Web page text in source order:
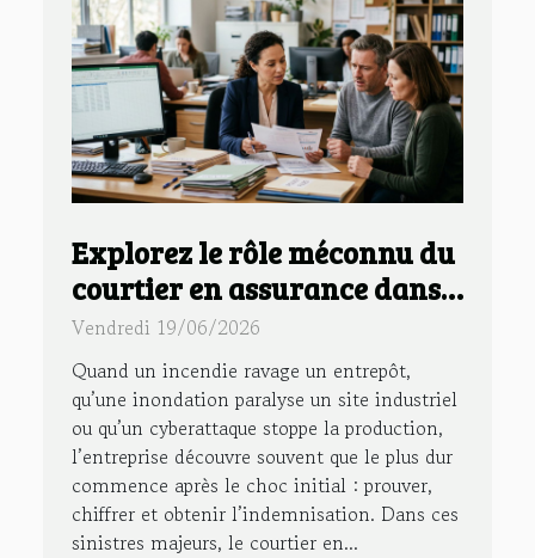
Explorez le rôle méconnu du
courtier en assurance dans
la gestion des sinistres
majeurs
Vendredi 19/06/2026
Quand un incendie ravage un entrepôt,
qu’une inondation paralyse un site industriel
ou qu’un cyberattaque stoppe la production,
l’entreprise découvre souvent que le plus dur
commence après le choc initial : prouver,
chiffrer et obtenir l’indemnisation. Dans ces
sinistres majeurs, le courtier en...